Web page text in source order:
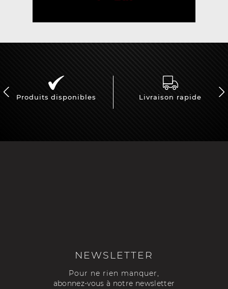
Produits disponibles Livraison rapide
NEWSLETTER
Pour ne rien manquer,
abonnez-vous à notre newsletter